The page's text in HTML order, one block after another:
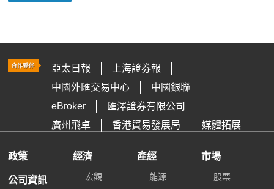
亞太日報
上海證券報
中國外匯交易中心
中國銀聯
eBroker
匯澤證券有限公司
廣州飛卓
香港貿易發展局 媒體拓展
政策
公司資訊
經濟
宏觀
產經
能源
市場
股票